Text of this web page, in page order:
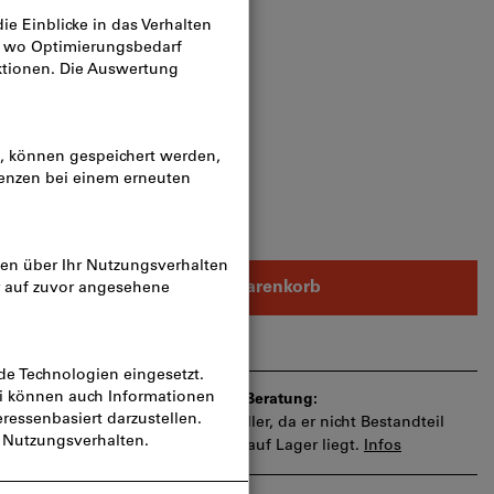
In den Warenkorb
Lieferzeit und eingeschränkte Beratung:
wir für Sie direkt beim Hersteller, da er nicht Bestandteil
ist und somit nicht bei uns auf Lager liegt. Infos